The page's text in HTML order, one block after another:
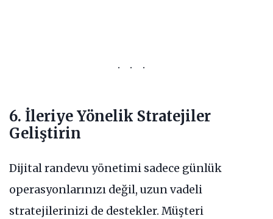
6. İleriye Yönelik Stratejiler
Geliştirin
Dijital randevu yönetimi sadece günlük
operasyonlarınızı değil, uzun vadeli
stratejilerinizi de destekler. Müşteri